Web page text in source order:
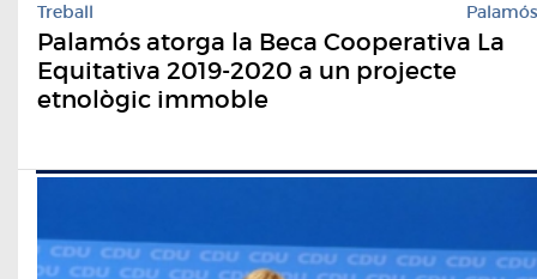
Treball Palamós
Palamós atorga la Beca Cooperativa La
Equitativa 2019-2020 a un projecte
etnològic immoble